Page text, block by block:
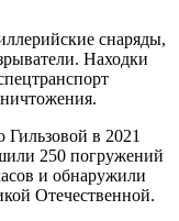
снаряды,
Находки
в 2021
250 погружений
и обнаружили
Отечественной.